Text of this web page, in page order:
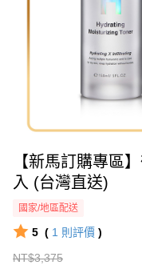
【新馬訂購專區
入 (台灣直送)
國家/地區配送
5 ( 1 則評價 )
NT$3,375